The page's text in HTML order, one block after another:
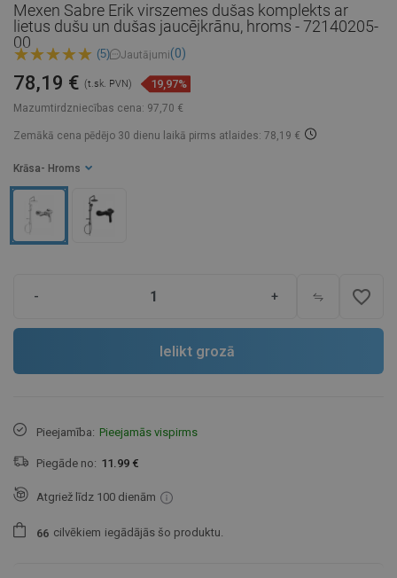
Mexen Sabre Erik virszemes dušas komplekts ar
lietus dušu un dušas jaucējkrānu, hroms - 72140205-
00
(5) Jautājumi(0)
Mazumtirdzniecības cena: 97,70 €
78,19 € (t.sk. PVN) 19,97%
Zemākā cena pēdējo 30 dienu laikā pirms atlaides: 78,19 €
Krāsa - Hroms
- + favorite_border
Ielikt grozā
Pieejamība: Pieejamās vispirms
Piegāde no: 11.99 €
Atgriež līdz 100 dienām
66 cilvēkiem iegādājās šo produktu.